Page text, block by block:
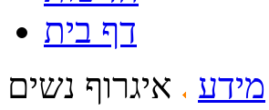
דף בית
מידע איגרוף נשים